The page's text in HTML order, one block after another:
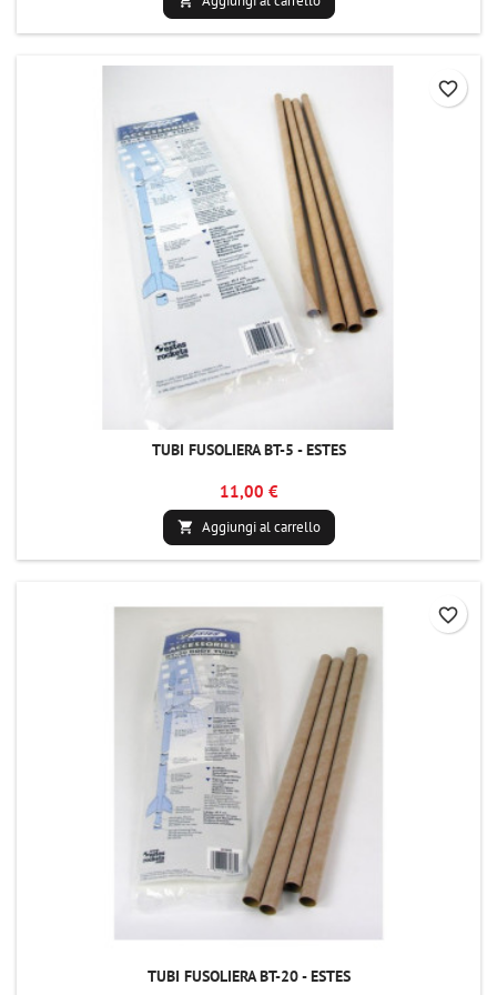
TUBI FUSOLIERA BT-5 - ESTES
11,00 €
 Aggiungi al carrello
favorite_border
TUBI FUSOLIERA BT-20 - ESTES
favorite_border